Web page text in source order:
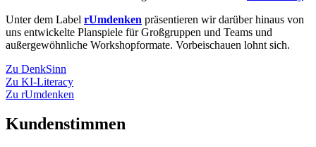
Unter dem Label rUmdenken präsentieren wir darüber hinaus von
uns entwickelte Planspiele für Großgruppen und Teams und
außergewöhnliche Workshopformate. Vorbeischauen lohnt sich.
Zu DenkSinn
Zu KI-Literacy
Zu rUmdenken
Kundenstimmen